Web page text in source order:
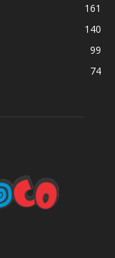
161
140
99
74